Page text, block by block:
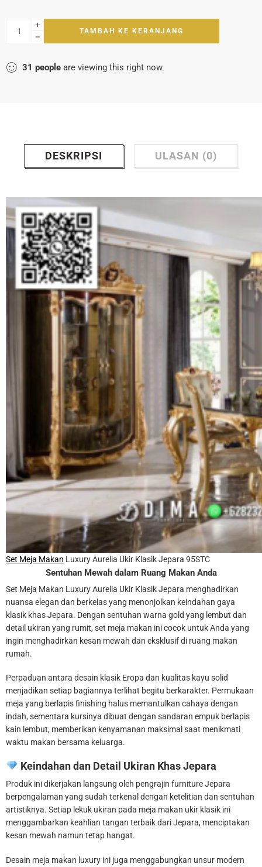
TAMBAH KE KERANJANG
31 people are viewing this right now
DESKRIPSI ULASAN (0)
Set Meja Makan Luxury Aurelia Ukir Klasik Jepara 95STC
Sentuhan Mewah dalam Ruang Makan Anda
Set Meja Makan Luxury Aurelia Ukir Klasik Jepara menghadirkan
nuansa elegan dan berkelas yang menonjolkan keindahan gaya
klasik khas Jepara. Dengan sentuhan warna gold yang lembut dan
detail ukiran yang rumit, set meja makan ini cocok untuk Anda yang
ingin menghadirkan kesan mewah dan eksklusif di ruang makan
rumah.
Perpaduan antara desain klasik Eropa dan kualitas kayu solid
menjadikan setiap bagiannya terlihat begitu berkarakter. Permukaan
meja yang berlapis finishing halus memantulkan cahaya dengan
indah, sementara kursinya dibuat dengan sandaran empuk berlapis
kain lembut, memberikan kenyamanan maksimal saat menikmati
waktu makan bersama keluarga.
Keindahan dan Detail Ukiran Khas Jepara
Produk ini dikerjakan langsung oleh pengrajin furniture Jepara
berpengalaman yang sudah terkenal dengan ketelitian dan sentuhan
artistiknya. Setiap lekuk ukiran pada meja makan ukir klasik ini
menggambarkan keahlian tangan terbaik dari Jepara, menciptakan
kesan mewah namun tetap hangat.
Desain meja makan luxury ini juga menggabungkan unsur modern